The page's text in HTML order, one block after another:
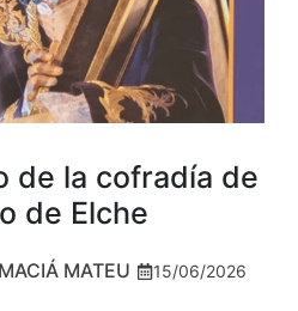
de la cofradía de
de Elche
MATEU 15/06/2026